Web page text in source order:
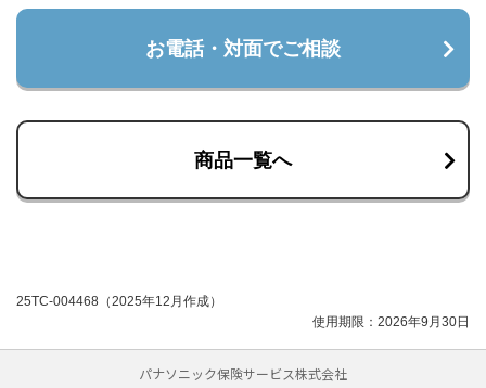
お電話・対面でご相談
商品一覧へ
25TC-004468（2025年12月作成）
使用期限：2026年9月30日
パナソニック保険サービス株式会社